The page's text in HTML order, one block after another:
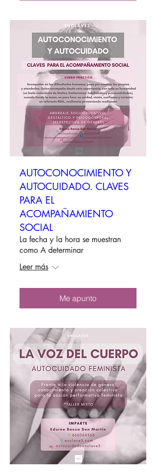
AUTOCONOCIMIENTO Y
AUTOCUIDADO. CLAVES
PARA EL
ACOMPAÑAMIENTO
SOCIAL
La fecha y la hora se muestran
como A determinar
Leer más
Me apunto